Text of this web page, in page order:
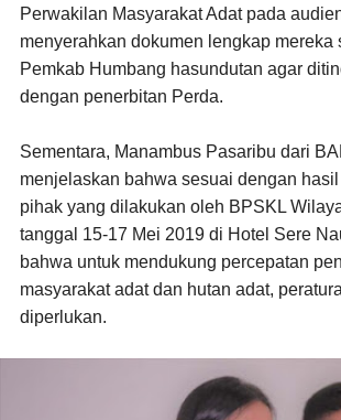
Perwakilan Masyarakat Adat pada
menyerahkan dokumen lengkap mereka
Pemkab Humbang hasundutan agar
dengan penerbitan Perda.
Sementara, Manambus Pasaribu dari
menjelaskan bahwa sesuai dengan
pihak yang dilakukan oleh BPSKL
tanggal 15-17 Mei 2019 di Hotel Sere
bahwa untuk mendukung percepatan
masyarakat adat dan hutan adat,
diperlukan.